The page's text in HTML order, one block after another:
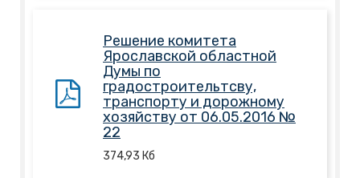
Решение комитета
Ярославской областной
Думы по
градостроительтсву,
транспорту и дорожному
хозяйству от 06.05.2016 №
22
374,93 Кб